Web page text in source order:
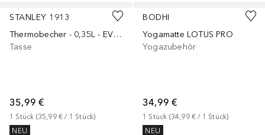
STANLEY 1913
Thermobecher - 0,35L - EVERYDAY CAMP MUG
Tasse
35,99 €
1 Stück (35,99 € / 1 Stück)
NEU
BODHI
Yogamatte LOTUS PRO
Yogazubehör
34,99 €
1 Stück (34,99 € / 1 Stück)
NEU